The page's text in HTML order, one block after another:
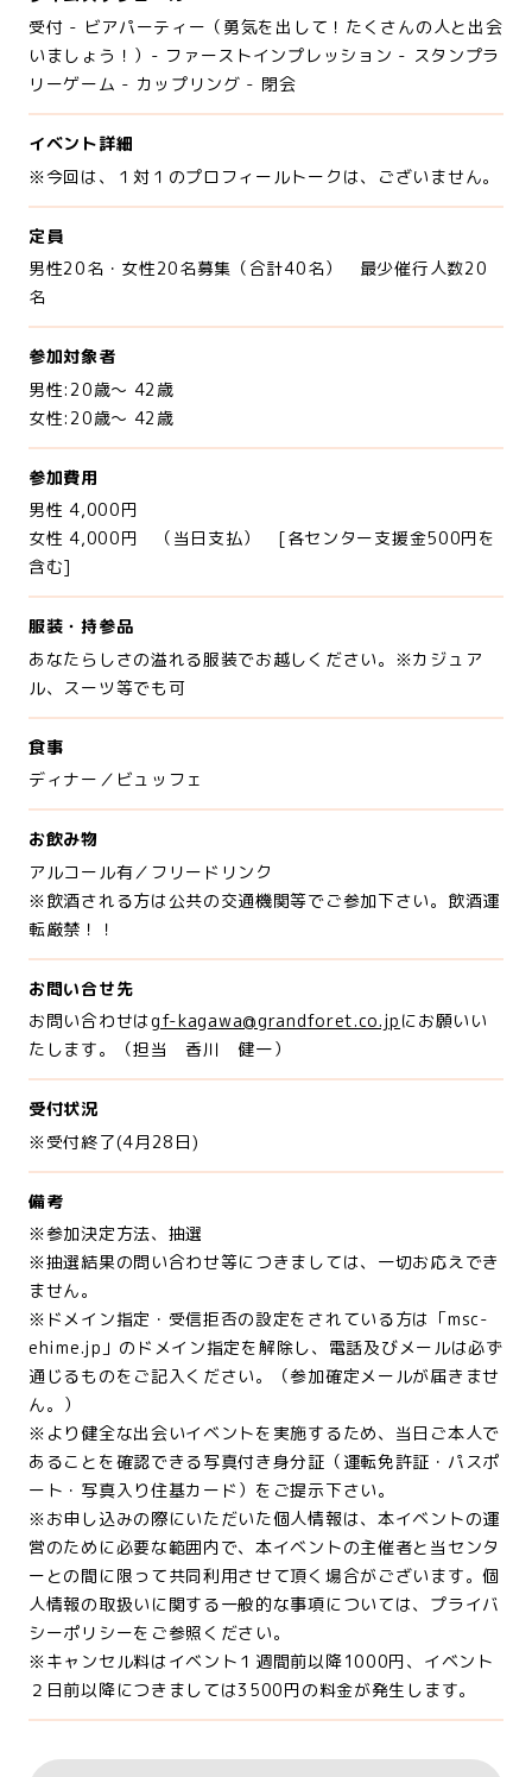
受付 - ビアパーティー（勇気を出して！たくさんの人と出会
いましょう！）- ファーストインプレッション - スタンプラ
リーゲーム - カップリング - 閉会
イベント詳細
※今回は、１対１のプロフィールトークは、ございません。
定員
男性20名・女性20名募集（合計40名） 最少催行人数20
名
参加対象者
男性:20歳～ 42歳
女性:20歳～ 42歳
参加費用
男性 4,000円
女性 4,000円 （当日支払） [各センター支援金500円を
含む]
服装・持参品
あなたらしさの溢れる服装でお越しください。※カジュア
ル、スーツ等でも可
食事
ディナー／ビュッフェ
お飲み物
アルコール有／フリードリンク
※飲酒される方は公共の交通機関等でご参加下さい。飲酒運
転厳禁！！
お問い合せ先
お問い合わせはgf-kagawa@grandforet.co.jp にお願いい
たします。（担当 香川 健一）
受付状況
※受付終了(4月28日)
備考
※参加決定方法、抽選
※抽選結果の問い合わせ等につきましては、一切お応えでき
ません。
※ドメイン指定・受信拒否の設定をされている方は「msc-
ehime.jp」のドメイン指定を解除し、電話及びメールは必ず
通じるものをご記入ください。（参加確定メールが届きませ
ん。）
※より健全な出会いイベントを実施するため、当日ご本人で
あることを確認できる写真付き身分証（運転免許証・パスポ
ート・写真入り住基カード）をご提示下さい。
※お申し込みの際にいただいた個人情報は、本イベントの運
営のために必要な範囲内で、本イベントの主催者と当センタ
ーとの間に限って共同利用させて頂く場合がございます。個
人情報の取扱いに関する一般的な事項については、プライバ
シーポリシーをご参照ください。
※キャンセル料はイベント１週間前以降1000円、イベント
２日前以降につきましては3500円の料金が発生します。